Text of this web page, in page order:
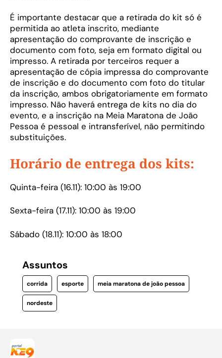
É importante destacar que a retirada do kit só é
permitida ao atleta inscrito, mediante
apresentação do comprovante de inscrição e
documento com foto, seja em formato digital ou
impresso. A retirada por terceiros requer a
apresentação de cópia impressa do comprovante
de inscrição e do documento com foto do titular
da inscrição, ambos obrigatoriamente em formato
impresso. Não haverá entrega de kits no dia do
evento, e a inscrição na Meia Maratona de João
Pessoa é pessoal e intransferível, não permitindo
substituições.
Horário de entrega dos kits:
Quinta-feira (16.11): 10:00 às 19:00
Sexta-feira (17.11): 10:00 às 19:00
Sábado (18.11): 10:00 às 18:00
Assuntos
corrida esporte meia maratona de joão pessoa
nordeste